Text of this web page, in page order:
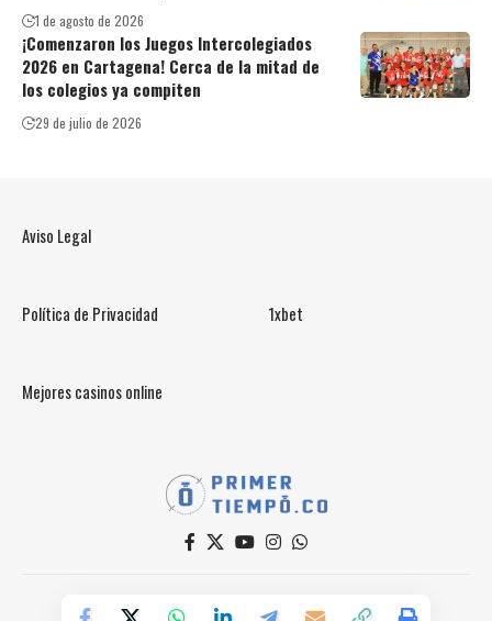
1 de agosto de 2026
¡Comenzaron los Juegos Intercolegiados
2026 en Cartagena! Cerca de la mitad de
los colegios ya compiten
29 de julio de 2026
Aviso Legal
Política de Privacidad 1xbet
Mejores casinos online